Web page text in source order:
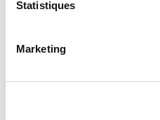
Statistiques
Marketing
Functional Specifications